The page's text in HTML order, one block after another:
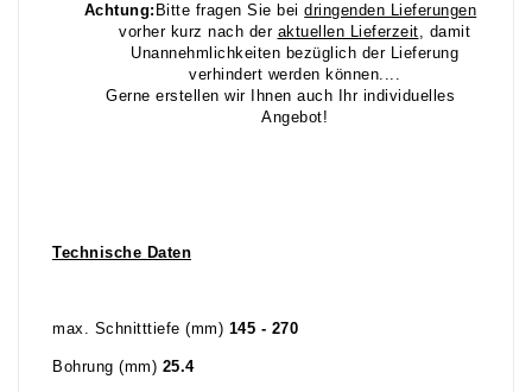
Achtung: Bitte fragen Sie beidringenden Lieferungen
vorher kurz nach der aktuellen Lieferzeit, damit
Unannehmlichkeiten bezüglich der Lieferung
verhindert werden können....
Gerne erstellen wir Ihnen auch Ihr individuelles
Angebot!
Technische Daten
max. Schnitttiefe (mm) 145 - 270
Bohrung (mm) 25.4